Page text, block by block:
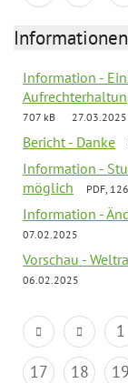
Information -
707 kB
27.03.2025
Bericht - Danke
Information -
möglich
PDF,
Information -
07.02.2025
Vorschau -
06.02.2025
1
17
18 19